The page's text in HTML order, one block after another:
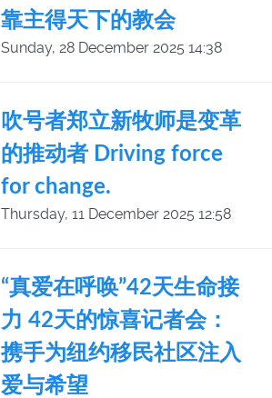
靠主得天下的教会
Sunday, 28 December 2025 14:38
吹号者郑立新牧师是变革
的推动者 Driving force
for change.
Thursday, 11 December 2025 12:58
“真爱在呼唤”42天生命接
力 42天的惊喜记者会：
携手为纽约移民社区注入
爱与希望